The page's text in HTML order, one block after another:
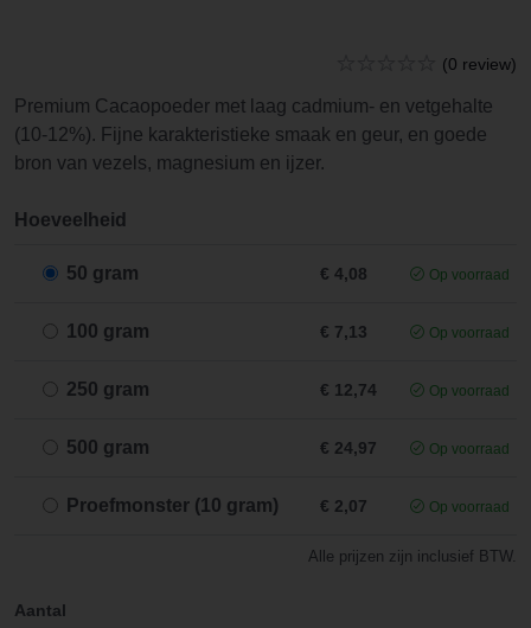
(0 review)
Premium Cacaopoeder met laag cadmium- en vetgehalte
(10-12%). Fijne karakteristieke smaak en geur, en goede
bron van vezels, magnesium en ijzer.
Hoeveelheid
50 gram € 4,08 Op voorraad
100 gram € 7,13 Op voorraad
250 gram € 12,74 Op voorraad
500 gram € 24,97 Op voorraad
Proefmonster (10 gram) € 2,07 Op voorraad
Alle prijzen zijn inclusief BTW.
Aantal